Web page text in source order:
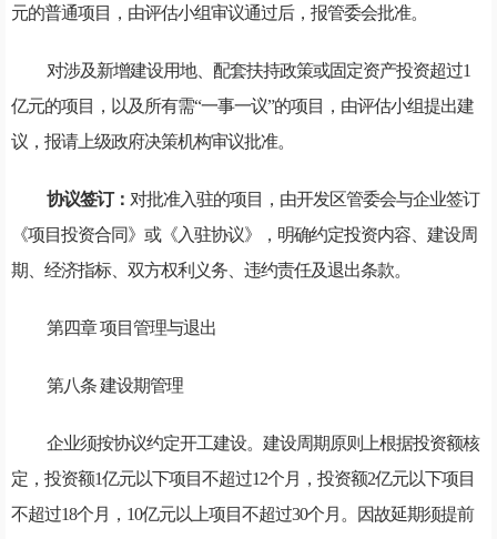
元的普通项目，由评估小组审议通过后，报管委会批准。
对涉及新增建设用地、配套扶持政策或固定资产投资超过1
亿元的项目，以及所有需“一事一议”的项目，由评估小组提出建
议，报请上级政府决策机构审议批准。
协议签订： 对批准入驻的项目，由开发区管委会与企业签订
《项目投资合同》或《入驻协议》，明确约定投资内容、建设周
期、经济指标、双方权利义务、违约责任及退出条款。
第四章 项目管理与退出
第八条 建设期管理
企业须按协议约定开工建设。建设周期原则上根据投资额核
定，投资额1亿元以下项目不超过12个月，投资额2亿元以下项目
不超过18个月，10亿元以上项目不超过30个月。因故延期须提前